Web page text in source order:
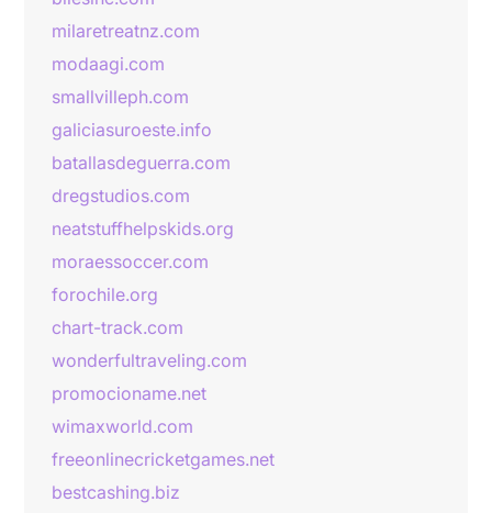
milaretreatnz.com
modaagi.com
smallvilleph.com
galiciasuroeste.info
batallasdeguerra.com
dregstudios.com
neatstuffhelpskids.org
moraessoccer.com
forochile.org
chart-track.com
wonderfultraveling.com
promocioname.net
wimaxworld.com
freeonlinecricketgames.net
bestcashing.biz